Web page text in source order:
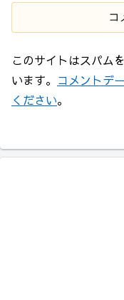
コ
このサイトはスパム
います。 コメントデ
ください。